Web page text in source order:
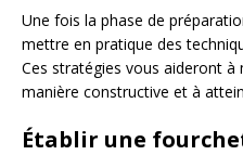
Une fois la phase de
mettre en pratique des
Ces stratégies vous aideront à
manière constructive et à
Établir une